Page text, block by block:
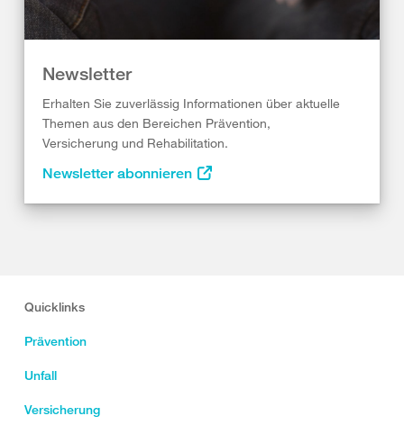
Newsletter
Erhalten Sie zuverlässig Informationen über aktuelle
Themen aus den Bereichen Prävention,
Versicherung und Rehabilitation.
Newsletter abonnieren
Quicklinks
Prävention
Unfall
Versicherung